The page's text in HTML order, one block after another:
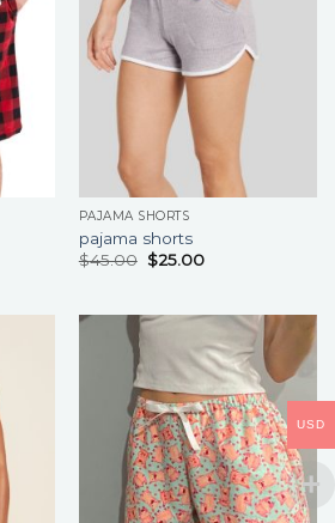
PAJAMA SHORTS
pajama shorts
$45.00 $25.00
USD